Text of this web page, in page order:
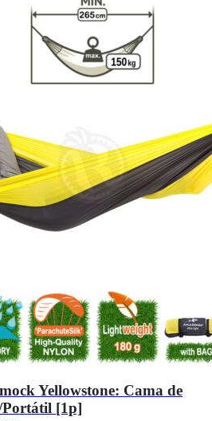
Yellowstone: Cama de
Portátil [1p]